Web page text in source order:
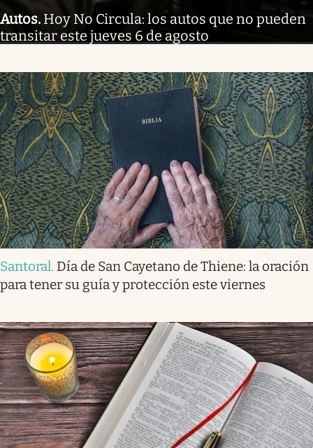
Autos. Hoy No Circula: los autos que no pueden
transitar este jueves 6 de agosto
Santoral. Día de San Cayetano de Thiene: la oración
para tener su guía y protección este viernes